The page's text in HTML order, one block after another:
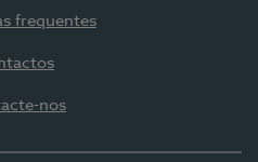
frequentes
nos